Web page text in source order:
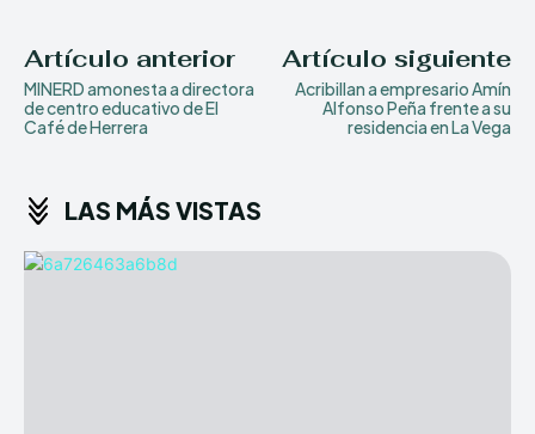
Artículo anterior
MINERD amonesta a directora
de centro educativo de El
Café de Herrera
Artículo siguiente
Acribillan a empresario Amín
Alfonso Peña frente a su
residencia en La Vega
LAS MÁS VISTAS